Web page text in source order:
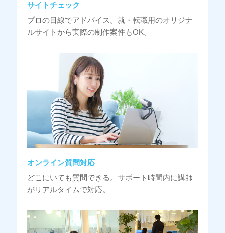
サイトチェック
プロの目線でアドバイス。就・転職用のオリジナ
ルサイトから実際の制作案件もOK。
オンライン質問対応
どこにいても質問できる。サポート時間内に講師
がリアルタイムで対応。